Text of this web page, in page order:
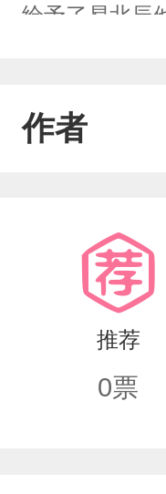
给予了易北辰
这个家族损失
起来，把他
了易北辰的
作者
推荐
0票